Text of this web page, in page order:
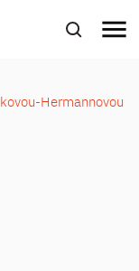
menu
Hermannovou